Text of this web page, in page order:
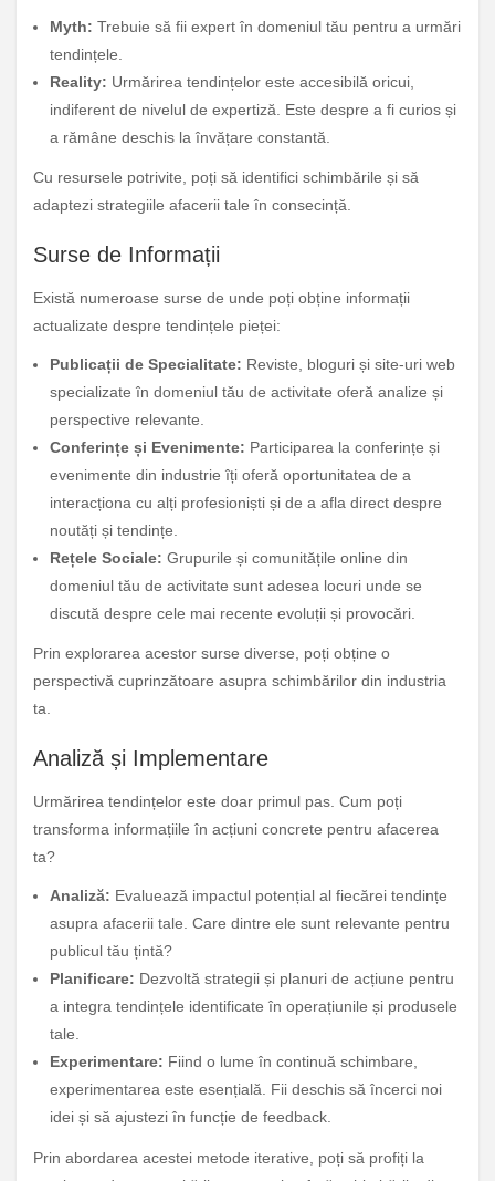
Myth: Trebuie să fii expert în domeniul tău pentru a urmări
tendințele.
Reality: Urmărirea tendințelor este accesibilă oricui,
indiferent de nivelul de expertiză. Este despre a fi curios și
a rămâne deschis la învățare constantă.
Cu resursele potrivite, poți să identifici schimbările și să
adaptezi strategiile afacerii tale în consecință.
Surse de Informații
Există numeroase surse de unde poți obține informații
actualizate despre tendințele pieței:
Publicații de Specialitate: Reviste, bloguri și site-uri web
specializate în domeniul tău de activitate oferă analize și
perspective relevante.
Conferințe și Evenimente: Participarea la conferințe și
evenimente din industrie îți oferă oportunitatea de a
interacționa cu alți profesioniști și de a afla direct despre
noutăți și tendințe.
Rețele Sociale: Grupurile și comunitățile online din
domeniul tău de activitate sunt adesea locuri unde se
discută despre cele mai recente evoluții și provocări.
Prin explorarea acestor surse diverse, poți obține o
perspectivă cuprinzătoare asupra schimbărilor din industria
ta.
Analiză și Implementare
Urmărirea tendințelor este doar primul pas. Cum poți
transforma informațiile în acțiuni concrete pentru afacerea
ta?
Analiză: Evaluează impactul potențial al fiecărei tendințe
asupra afacerii tale. Care dintre ele sunt relevante pentru
publicul tău țintă?
Planificare: Dezvoltă strategii și planuri de acțiune pentru
a integra tendințele identificate în operațiunile și produsele
tale.
Experimentare: Fiind o lume în continuă schimbare,
experimentarea este esențială. Fii deschis să încerci noi
idei și să ajustezi în funcție de feedback.
Prin abordarea acestei metode iterative, poți să profiți la